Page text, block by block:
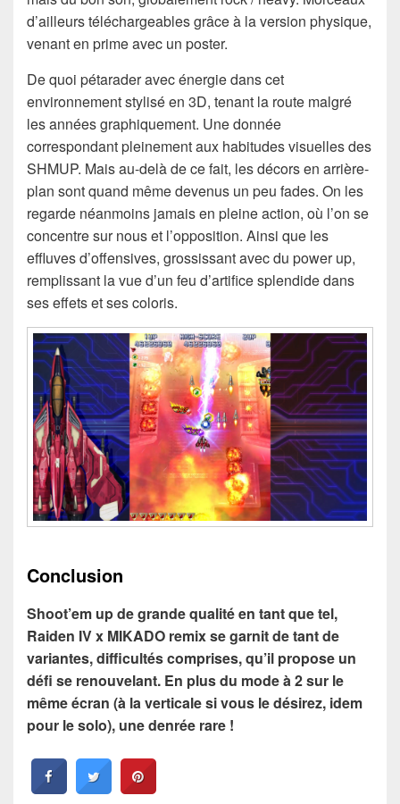
d’ailleurs téléchargeables grâce à la version physique,
venant en prime avec un poster.
De quoi pétarader avec énergie dans cet
environnement stylisé en 3D, tenant la route malgré
les années graphiquement. Une donnée
correspondant pleinement aux habitudes visuelles des
SHMUP. Mais au-delà de ce fait, les décors en arrière-
plan sont quand même devenus un peu fades. On les
regarde néanmoins jamais en pleine action, où l’on se
concentre sur nous et l’opposition. Ainsi que les
effluves d’offensives, grossissant avec du power up,
remplissant la vue d’un feu d’artifice splendide dans
ses effets et ses coloris.
Conclusion
Shoot’em up de grande qualité en tant que tel,
Raiden IV x MIKADO remix se garnit de tant de
variantes, difficultés comprises, qu’il propose un
défi se renouvelant. En plus du mode à 2 sur le
même écran (à la verticale si vous le désirez, idem
pour le solo), une denrée rare !